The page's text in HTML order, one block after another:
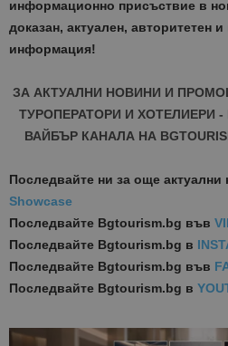
информационно присъствие в
доказан, актуален, авторитетен
информация!
ЗА АКТУАЛНИ НОВИНИ И
ТУРОПЕРАТОРИ И ХОТЕЛИЕРИ
ВАЙБЪР КАНАЛА НА
Последвайте ни за още актуални
Showcase
Последвайте Bgtourism.bg във
Последвайте Bgtourism.bg в
Последвайте Bgtourism.bg във
Последвайте Bgtourism.bg в